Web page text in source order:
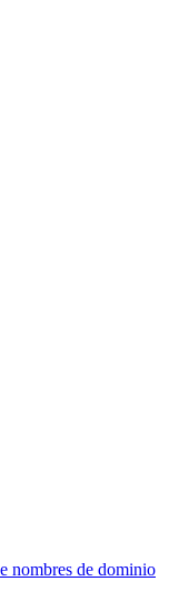
nombres de dominio